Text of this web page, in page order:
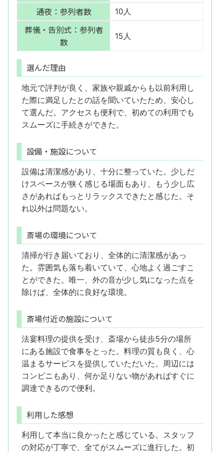
通夜：参列者数 10人
葬儀・告別式：参列者
数
15人
選んだ理由
地元で評判が良く、家族や親戚からも以前利用し
た際に満足したとの話を聞いていたため、安心し
て選んだ。アクセスも便利で、初めての利用でも
スムーズに手続きができた。
設備・施設について
設備は清潔感があり、十分に整っていた。少しだ
けスペースが狭く感じる場面もあり、もう少し広
さがあればもっとリラックスできたと感じた。そ
れ以外は問題ない。
斎場の環境について
清掃が行き届いており、全体的に清潔感があっ
た。雰囲気も落ち着いていて、心地よく過ごすこ
とができた。唯一、外の音が少し気になった点を
除けば、全体的に良好な環境。
斎場付近の施設について
法宴料理の提供を受け、斎場から徒歩5分の場所
にある施設で食事をとった。料理の質も良く、心
温まるサービスを提供していただいた。周辺には
コンビニもあり、何か足りない物があればすぐに
調達できるので便利。
利用した感想
利用して本当に良かったと感じている。スタッフ
の対応が丁寧で、全てがスムーズに進行した。初